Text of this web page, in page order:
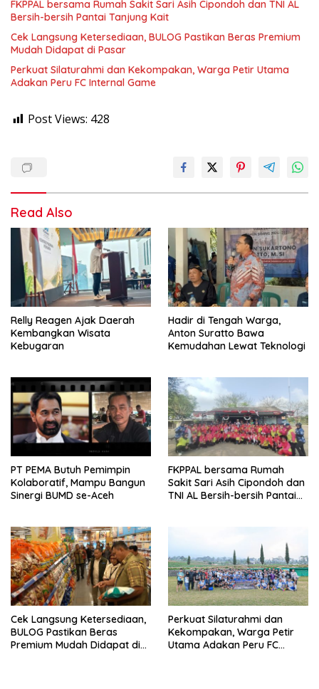
FKPPAL bersama Rumah Sakit Sari Asih Cipondoh dan TNI AL
Bersih-bersih Pantai Tanjung Kait
Cek Langsung Ketersediaan, BULOG Pastikan Beras Premium
Mudah Didapat di Pasar
Perkuat Silaturahmi dan Kekompakan, Warga Petir Utama
Adakan Peru FC Internal Game
Post Views: 428
Read Also
Relly Reagen Ajak Daerah
Kembangkan Wisata
Kebugaran
Hadir di Tengah Warga,
Anton Suratto Bawa
Kemudahan Lewat Teknologi
PT PEMA Butuh Pemimpin
Kolaboratif, Mampu Bangun
Sinergi BUMD se-Aceh
FKPPAL bersama Rumah
Sakit Sari Asih Cipondoh dan
TNI AL Bersih-bersih Pantai
Cek Langsung Ketersediaan,
BULOG Pastikan Beras
Premium Mudah Didapat di
Perkuat Silaturahmi dan
Kekompakan, Warga Petir
Utama Adakan Peru FC